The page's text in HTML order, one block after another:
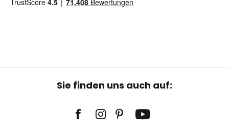
Sie finden uns auch auf: